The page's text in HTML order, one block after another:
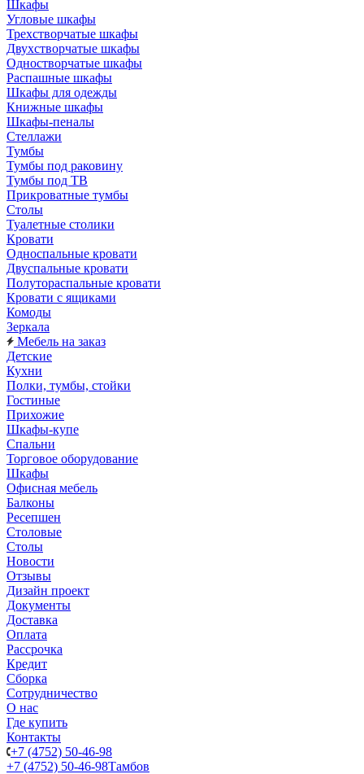
Шкафы
Угловые шкафы
Трехстворчатые шкафы
Двухстворчатые шкафы
Одностворчатые шкафы
Распашные шкафы
Шкафы для одежды
Книжные шкафы
Шкафы-пеналы
Стеллажи
Тумбы
Тумбы под раковину
Тумбы под ТВ
Прикроватные тумбы
Столы
Туалетные столики
Кровати
Односпальные кровати
Двуспальные кровати
Полутораспальные кровати
Кровати с ящиками
Комоды
Зеркала
Мебель на заказ
Детские
Кухни
Полки, тумбы, стойки
Гостиные
Прихожие
Шкафы-купе
Спальни
Торговое оборудование
Шкафы
Офисная мебель
Балконы
Ресепшен
Столовые
Столы
Новости
Отзывы
Дизайн проект
Документы
Доставка
Оплата
Рассрочка
Кредит
Сборка
Сотрудничество
О нас
Где купить
Контакты
+7 (4752) 50-46-98
+7 (4752) 50-46-98Тамбов